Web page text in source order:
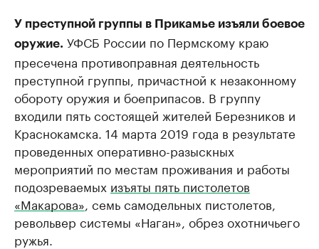
У преступной группы в Прикамье изъяли боевое
оружие. УФСБ России по Пермскому краю
пресечена противоправная деятельность
преступной группы, причастной к незаконному
обороту оружия и боеприпасов. В группу
входили пять состоящей жителей Березников и
Краснокамска. 14 марта 2019 года в результате
проведенных оперативно-разыскных
мероприятий по местам проживания и работы
подозреваемых изъяты пять пистолетов
«Макарова» , семь самодельных пистолетов,
револьвер системы «Наган», обрез охотничьего
ружья.